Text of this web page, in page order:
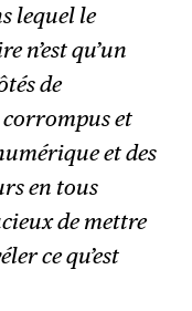
lequel le
n’est qu’un
de
corrompus et
et des
en tous
de mettre
ce qu’est